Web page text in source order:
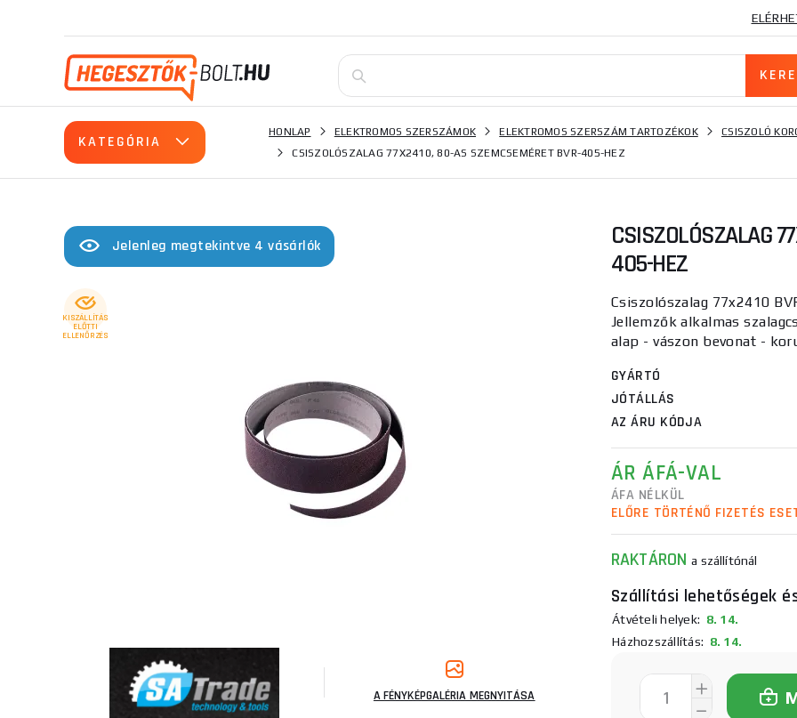
KATEGÓRIA
HONLAP ELEKTROMOS SZERSZÁMOK ELEKTROMOS SZERSZÁM TARTOZÉKOK CSISZOLÓ
CSISZOLÓSZALAG 77X2410, 80-AS SZEMCSEMÉRET BVR-405-HEZ
Jelenleg megtekintve 4 vásárlók
KISZÁLLÍTÁS
ELŐTTI
ELLENŐRZÉS
A FÉNYKÉPGALÉRIA MEGNYITÁSA
CSISZOLÓSZALAG
405-HEZ
Csiszolószalag 77x2410
Jellemzők alkalmas
alap - vászon bevonat -
GYÁRTÓ
JÓTÁLLÁS
AZ ÁRU KÓDJA
ÁR ÁFÁ-VAL
ÁFA NÉLKÜL
ELŐRE TÖRTÉNŐ FIZETÉS
RAKTÁRONa szállítónál
Szállítási lehetőségek
Átvételi helyek: 8. 14.
Házhozszállítás: 8. 14.